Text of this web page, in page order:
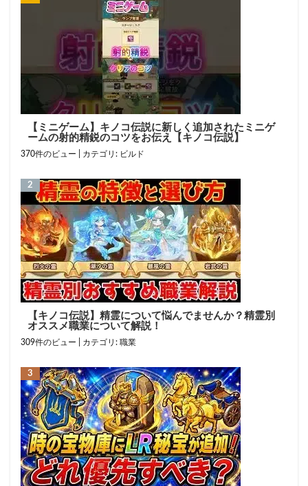
【ミニゲーム】キノコ伝説に新しく追加されたミニゲ
ームの射的精鋭のコツをお伝え【キノコ伝説】
370件のビュー カテゴリ: ビルド
【キノコ伝説】精霊について悩んでませんか？精霊別
オススメ職業について解説！
309件のビュー カテゴリ: 職業